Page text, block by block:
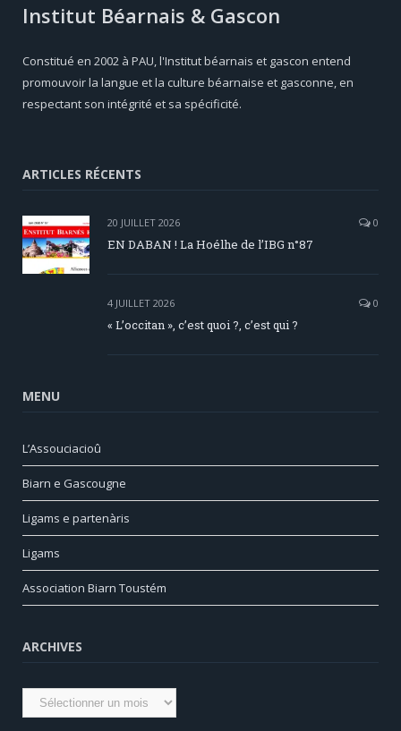
Institut Béarnais & Gascon
Constitué en 2002 à PAU, l'Institut béarnais et gascon entend
promouvoir la langue et la culture béarnaise et gasconne, en
respectant son intégrité et sa spécificité.
ARTICLES RÉCENTS
20 JUILLET 2026 0
EN DABAN ! La Hoélhe de l’IBG n°87
4 JUILLET 2026 0
« L’occitan », c’est quoi ?, c’est qui ?
MENU
L’Assouciacioû
Biarn e Gascougne
Ligams e partenàris
Ligams
Association Biarn Toustém
ARCHIVES
Archives